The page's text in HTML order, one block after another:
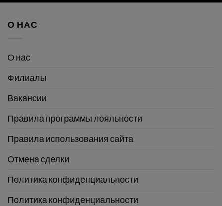
О НАС
О нас
Филиалы
Вакансии
Правила программы лояльности
Правила использования сайта
Отмена сделки
Политика конфиденциальности
Политика конфиденциальности